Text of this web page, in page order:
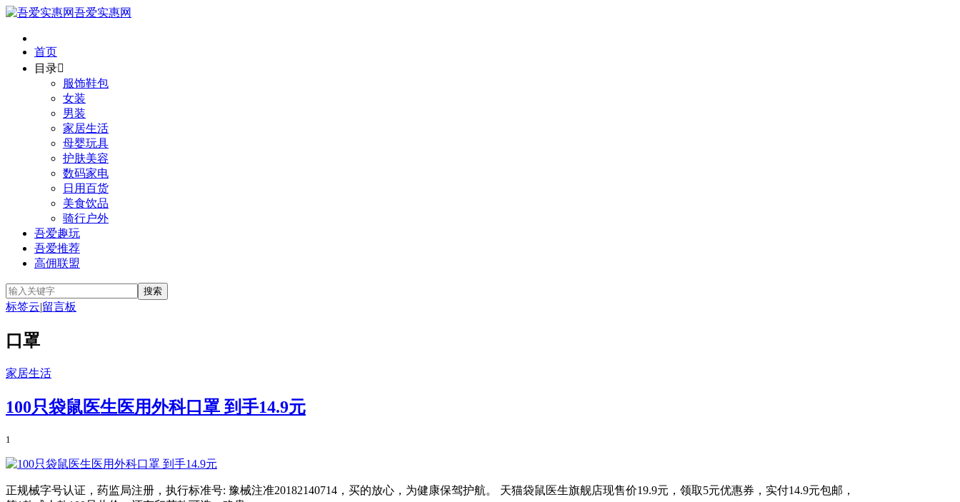
吾爱实惠网
首页
目录
服饰鞋包
女装
男装
家居生活
母婴玩具
护肤美容
数码家电
日用百货
美食饮品
骑行户外
吾爱趣玩
吾爱推荐
高佣联盟
标签云|留言板
口罩
家居生活
100只袋鼠医生医用外科口罩 到手14.9元
1
正规械字号认证，药监局注册，执行标准号: 豫械注准20182140714，买的放心，为健康保驾护航。 天猫袋鼠医生旗舰店现售价19.9元，领取5元优惠券，实付14.9元包邮，